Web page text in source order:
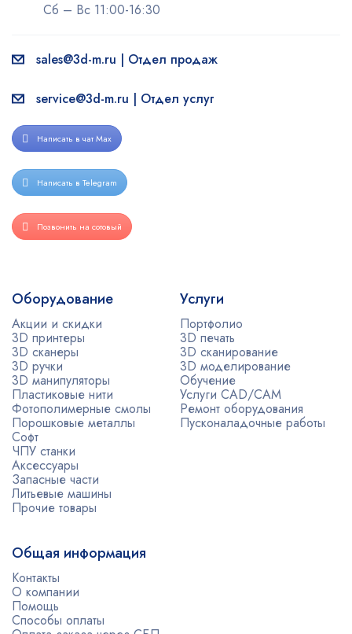
Сб – Вс 11:00-16:30
sales@3d-m.ru | Отдел продаж
service@3d-m.ru | Отдел услуг
Написать в чат Max
Написать в Telegram
Позвонить на сотовый
Оборудование
Акции и скидки
3D принтеры
3D сканеры
3D ручки
3D манипуляторы
Пластиковые нити
Фотополимерные смолы
Порошковые металлы
Софт
ЧПУ станки
Аксессуары
Запасные части
Литьевые машины
Прочие товары
Услуги
Портфолио
3D печать
3D сканирование
3D моделирование
Обучение
Услуги CAD/CAM
Ремонт оборудования
Пусконаладочные работы
Общая информация
Контакты
О компании
Помощь
Способы оплаты